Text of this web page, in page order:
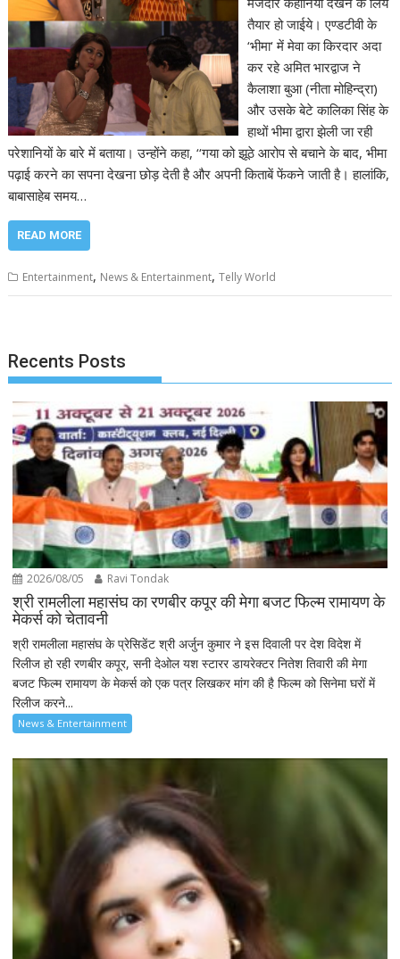
तैयार हो जाईये। एण्डटीवी के
‘भीमा‘ में मेवा का किरदार अदा
कर रहे अमित भारद्वाज ने
कैलाशा बुआ (नीता मोहिन्द्रा)
और उसके बेटे कालिका सिंह के
हाथों भीमा द्वारा झेली जा रही
परेशानियों के बारे में बताया। उन्होंने कहा, ‘‘गया को झूठे आरोप से बचाने के बाद, भीमा
पढ़ाई करने का सपना देखना छोड़ देती है और अपनी किताबें फेंकने जाती है। हालांकि,
बाबासाहेब समय…
READ MORE
Entertainment, News & Entertainment,Telly World
Recents Posts
2026/08/05 Ravi Tondak
श्री रामलीला महासंघ का रणबीर कपूर की मेगा बजट फिल्म रामायण के
मेकर्स को चेतावनी
श्री रामलीला महासंघ के प्रेसिडेंट श्री अर्जुन कुमार ने इस दिवाली पर देश विदेश में
रिलीज हो रही रणबीर कपूर, सनी देओल यश स्टारर डायरेक्टर नितेश तिवारी की मेगा
बजट फिल्म रामायण के मेकर्स को एक पत्र लिखकर मांग की है फिल्म को सिनेमा घरों में
रिलीज करने...
News & Entertainment